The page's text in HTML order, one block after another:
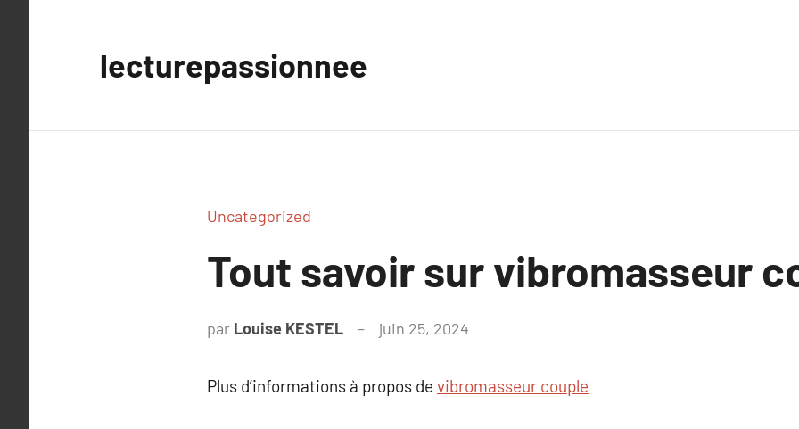
lecturepassionnee
Uncategorized
Tout savoir sur vibromasseur
par Louise KESTEL juin 25, 2024
Plus d’informations à propos de vibromasseur couple